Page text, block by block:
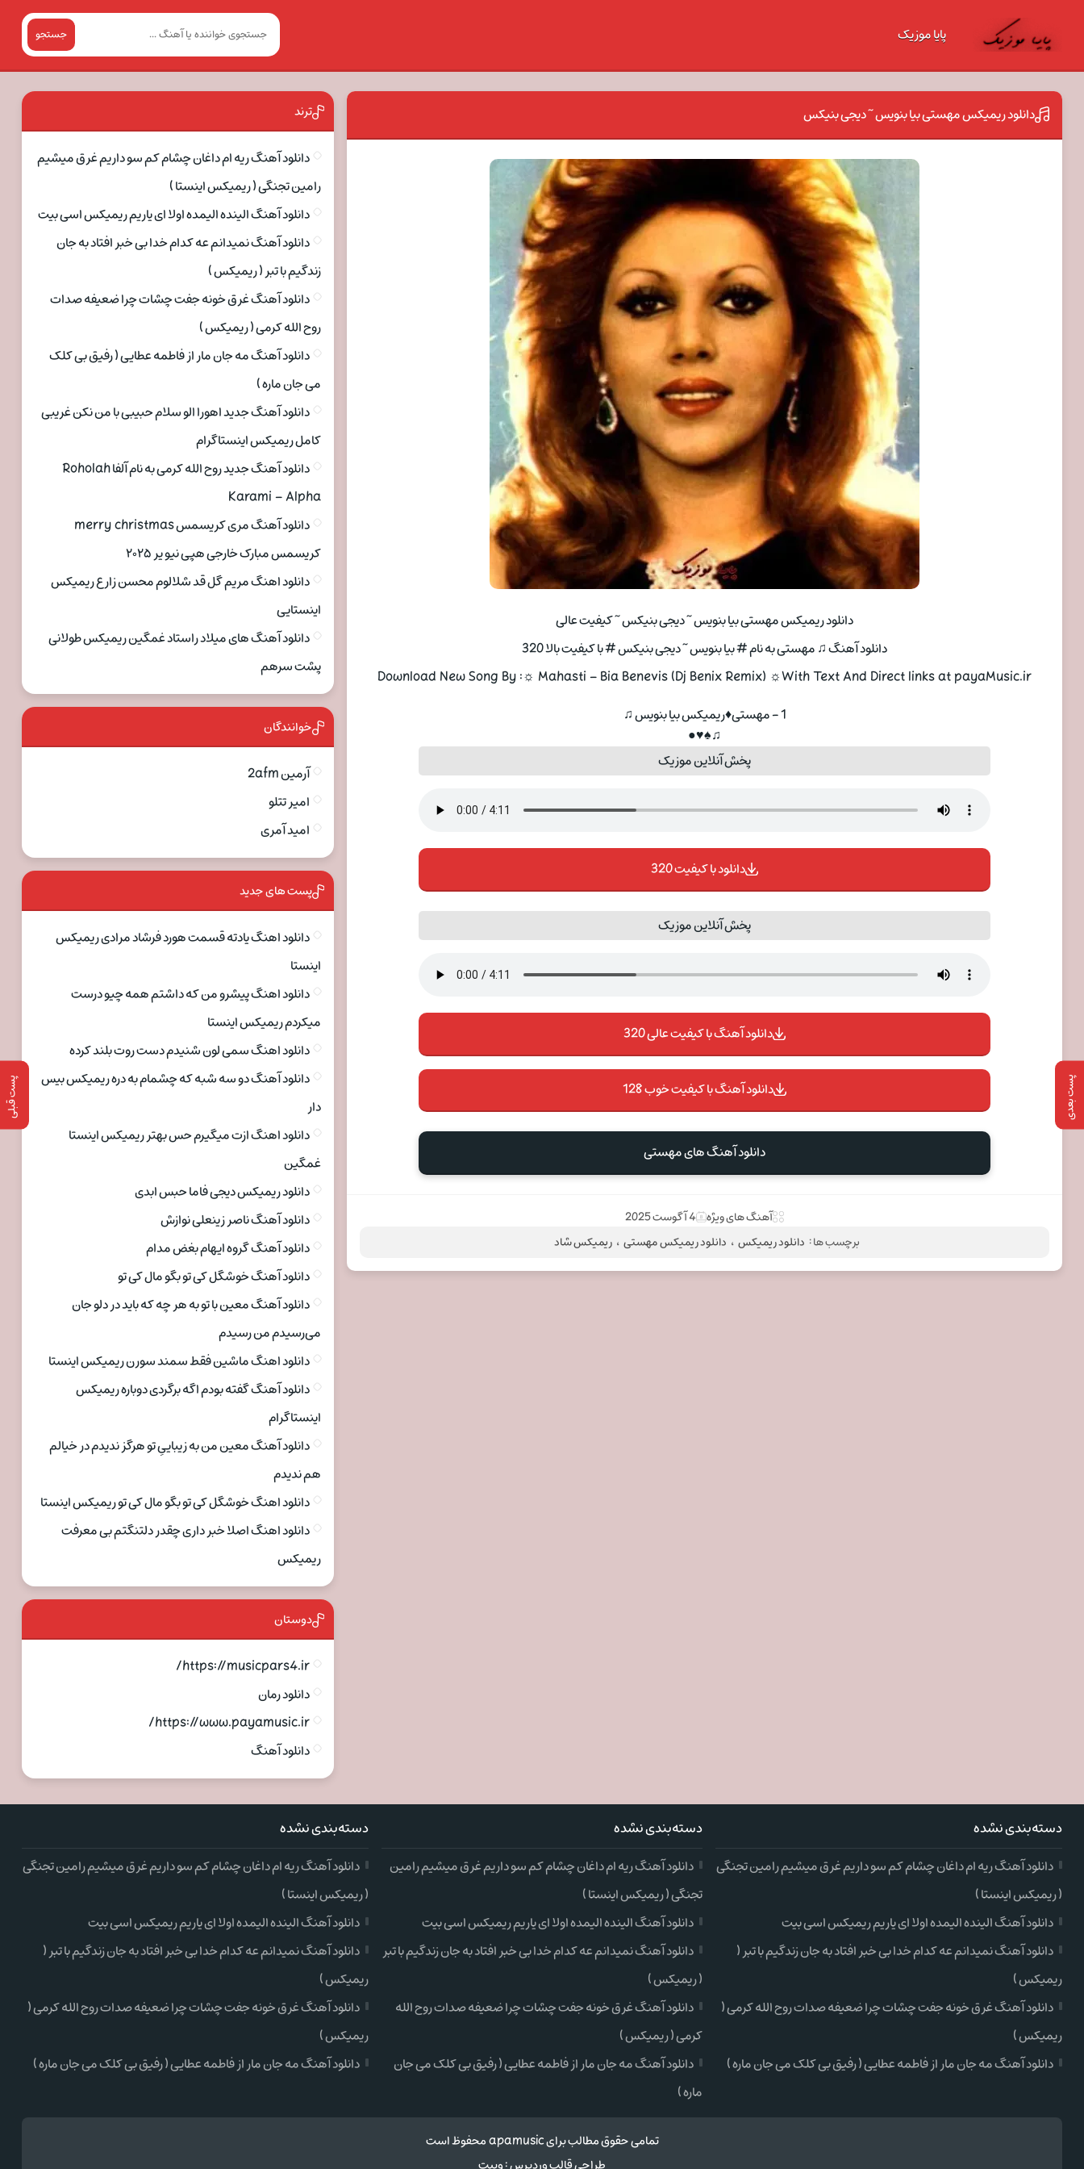
پایا موزیک جستجو
پست بعدی پست قبلی
دانلود ریمیکس مهستی بیا بنویس ~ دیجی بنیکس
دانلود ریمیکس مهستی بیا بنویس ~ دیجی بنیکس ~ کیفیت عالی
دانلود آهنگ ♫ مهستی به نام # بیا بنویس ~ دیجی بنیکس # با کیفیت بالا 320
Download New Song By :☼ Mahasti – Bia Benevis (Dj Benix Remix) ☼With Text And Direct links at payaMusic.ir
1 - مهستی♦️ریمیکس بیا بنویس ♫
♫♠♥●
پخش آنلاین موزیک
دانلود با کیفیت 320
پخش آنلاین موزیک
دانلود آهنگ با کیفیت عالی 320
دانلود آهنگ با کیفیت خوب 128
دانلود آهنگ های مهستی
آهنگ های ویژه 4 آگوست 2025
برچسب ها : دانلود ریمیکس ، دانلود ریمیکس مهستی ، ریمیکس شاد
ترند
دانلود آهنگ ریه ام داغان چشام کم سو داریم غرق میشیم
رامین تجنگی ( ریمیکس اینستا )
دانلود آهنگ الینده الیمده اولا ای یاریم ریمیکس اسی بیت
دانلود آهنگ نمیدانم عه کدام خدا بی خبر افتاد به جان
زندگیم با تبر ( ریمیکس )
دانلود آهنگ غرق خونه جفت چشات چرا ضعیفه صدات
روح الله کرمی ( ریمیکس )
دانلود آهنگ مه جان مار از فاطمه عطایی ( رفیق بی کلک
می جان ماره )
دانلود آهنگ جدید اهورا الو سلام حبیبی با من نکن غریبی
کامل ریمیکس اینستاگرام
دانلود آهنگ جدید روح الله کرمی به نام آلفا Roholah
Karami – Alpha
دانلود آهنگ مری کریسمس merry christmas
کریسمس مبارک خارجی هپی نیو یر ۲۰۲۵
دانلود اهنگ مریم گل قد شلالوم محسن زارع ریمیکس
اینستایی
دانلود آهنگ های میلاد راستاد غمگین ریمیکس طولانی
پشت سرهم
خوانندگان
آرمین 2afm
امیر تتلو
امید آمری
پست های جدید
دانلود اهنگ یادته قسمت هورد فرشاد مرادی ریمیکس
اینستا
دانلود اهنگ پیشرو من که داشتم همه چیو درست
میکردم ریمیکس اینستا
دانلود اهنگ سمی لون شنیدم دست روت بلند کرده
دانلود آهنگ دو سه شبه که چشمام به دره ریمیکس بیس
دار
دانلود اهنگ ازت میگیرم حس بهتر ریمیکس اینستا
غمگین
دانلود ریمیکس دیجی فاما حبس ابدی
دانلود آهنگ ناصر زینعلی نوازش
دانلود آهنگ گروه ایهام بغض مدام
دانلود آهنگ خوشگل کی تو بگو مال کی تو
دانلود آهنگ معین با تو به هر چه که باید در دلو جان
می‌رسیدم من رسیدم
دانلود اهنگ ماشین فقط سمند سورن ریمیکس اینستا
دانلود آهنگ گفته بودم اگه برگردی دوباره ریمیکس
اینستاگرام
دانلود آهنگ معین من به زیباییِ تو هرگز ندیدم در خیالم
هم ندیدم
دانلود اهنگ خوشگل کی تو بگو مال کی تو ریمیکس اینستا
دانلود اهنگ اصلا خبر داری چقدر دلتنگتم بی معرفت
ریمیکس
دوستان
https://musicpars4.ir/
دانلود رمان
https://www.payamusic.ir/
دانلود آهنگ
دسته‌بندی نشده
دانلود آهنگ ریه ام داغان چشام کم سو داریم غرق میشیم رامین تجنگی
( ریمیکس اینستا )
دانلود آهنگ الینده الیمده اولا ای یاریم ریمیکس اسی بیت
دانلود آهنگ نمیدانم عه کدام خدا بی خبر افتاد به جان زندگیم با تبر (
ریمیکس )
دانلود آهنگ غرق خونه جفت چشات چرا ضعیفه صدات روح الله کرمی (
ریمیکس )
دانلود آهنگ مه جان مار از فاطمه عطایی ( رفیق بی کلک می جان ماره )
دسته‌بندی نشده
دانلود آهنگ ریه ام داغان چشام کم سو داریم غرق میشیم رامین
تجنگی ( ریمیکس اینستا )
دانلود آهنگ الینده الیمده اولا ای یاریم ریمیکس اسی بیت
دانلود آهنگ نمیدانم عه کدام خدا بی خبر افتاد به جان زندگیم با تبر
( ریمیکس )
دانلود آهنگ غرق خونه جفت چشات چرا ضعیفه صدات روح الله
کرمی ( ریمیکس )
دانلود آهنگ مه جان مار از فاطمه عطایی ( رفیق بی کلک می جان
ماره )
دسته‌بندی نشده
دانلود آهنگ ریه ام داغان چشام کم سو داریم غرق میشیم رامین تجنگی
( ریمیکس اینستا )
دانلود آهنگ الینده الیمده اولا ای یاریم ریمیکس اسی بیت
دانلود آهنگ نمیدانم عه کدام خدا بی خبر افتاد به جان زندگیم با تبر (
ریمیکس )
دانلود آهنگ غرق خونه جفت چشات چرا ضعیفه صدات روح الله کرمی (
ریمیکس )
دانلود آهنگ مه جان مار از فاطمه عطایی ( رفیق بی کلک می جان ماره )
تمامی حقوق مطالب برای apamusic محفوظ است
طراحی قالب وردپرس:وبیت